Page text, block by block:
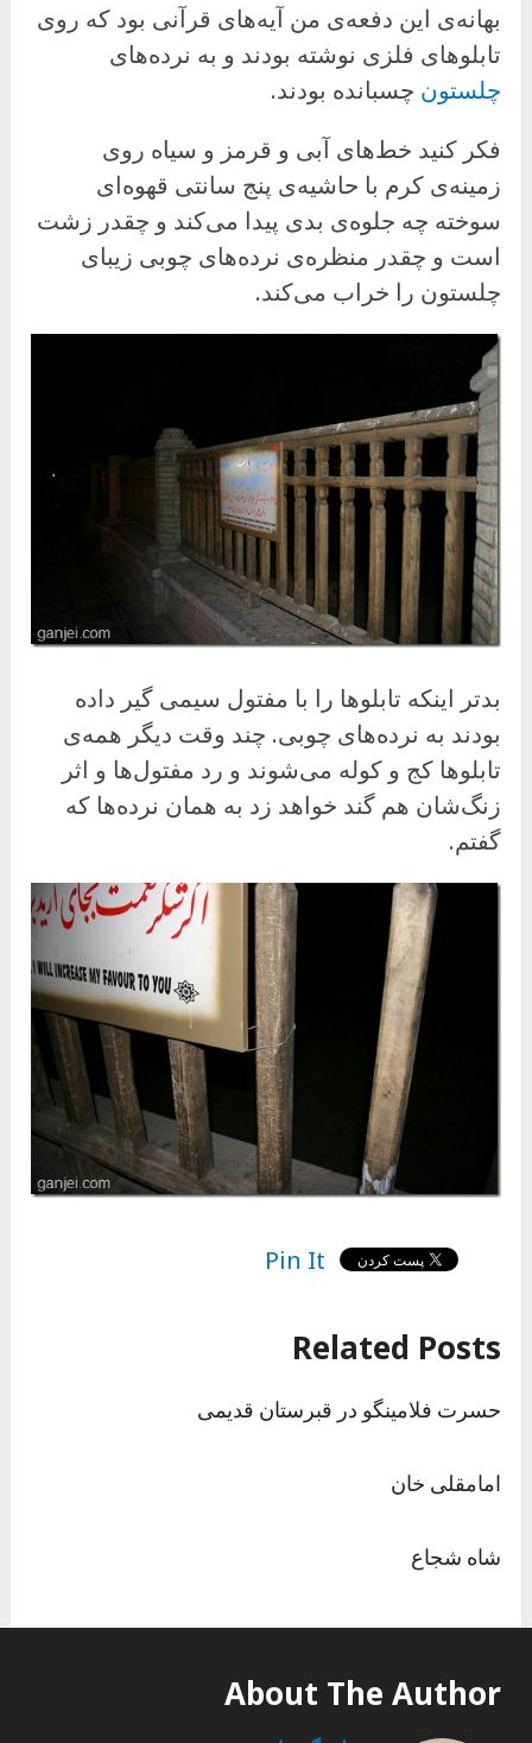
بهانه‌ی این دفعه‌ی من آیه‌های قرآنی بود که روی
تابلوهای فلزی نوشته بودند و به نرده‌های
چلستون چسبانده بودند.
فکر کنید خط‌های آبی و قرمز و سیاه روی
زمینه‌ی کرم با حاشیه‌ی پنج سانتی قهوه‌ای
سوخته چه جلوه‌ی بدی پیدا می‌کند و چقدر زشت
است و چقدر منظره‌ی نرده‌های چوبی زیبای
چلستون را خراب می‌کند.
بدتر اینکه تابلوها را با مفتول سیمی گیر داده
بودند به نرده‌های چوبی. چند وقت دیگر همه‌ی
تابلوها کج و کوله می‌شوند و رد مفتول‌ها و اثر
زنگ‌شان هم گند خواهد زد به همان نرده‌ها که
گفتم.
Pin It
Related Posts
حسرت فلامینگو در قبرستان قدیمی
امامقلی خان
شاه شجاع
About The Author